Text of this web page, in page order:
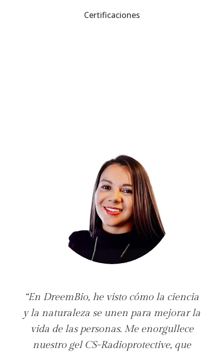
Certificaciones
“En DreemBio, he visto cómo la ciencia
y la naturaleza se unen para mejorar la
vida de las personas. Me enorgullece
nuestro gel CS-Radioprotective, que